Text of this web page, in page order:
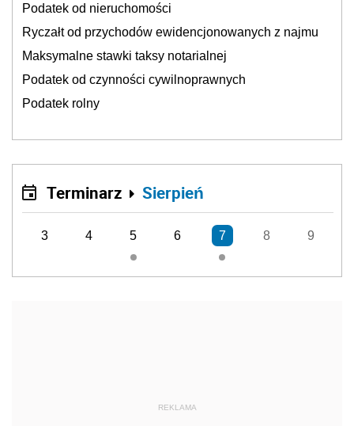
Podatek od nieruchomości
Ryczałt od przychodów ewidencjonowanych z najmu
Maksymalne stawki taksy notarialnej
Podatek od czynności cywilnoprawnych
Podatek rolny
Terminarz Sierpień
3 4 5 6 7 8 9
REKLAMA